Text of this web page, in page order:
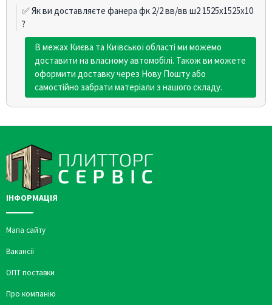
✅ Як ви доставляєте фанера фк 2/2 вв/вв ш2 1525х1525х10
?
В межах Києва та Київської області ми можемо
доставити на власному автомобілі. Також ви можете
оформити доставку через Нову Пошту або
самостійно забрати матеріали з нашого складу.
ІНФОРМАЦІЯ
Мапа сайту
Вакансії
ОПТ поставки
Про компанію